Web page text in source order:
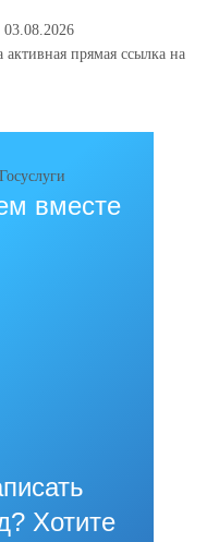
03.08.2026
прямая ссылка на
вместе
Хотите